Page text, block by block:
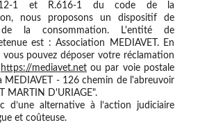
1 et R.616-1 du code de la
nous proposons un dispositif de
de la consommation. L'entité de
est : Association MEDIAVET. En
vous pouvez déposer votre réclamation
https://mediavet.netou par voie postale
MEDIAVET - 126 chemin de l'abreuvoir
MARTIN D'URIAGE".
d’une alternative à l’action judiciaire
et coûteuse.